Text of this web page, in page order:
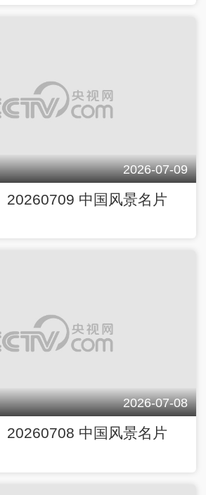
2026-07-09
20260709 中国风景名片
2026-07-08
20260708 中国风景名片